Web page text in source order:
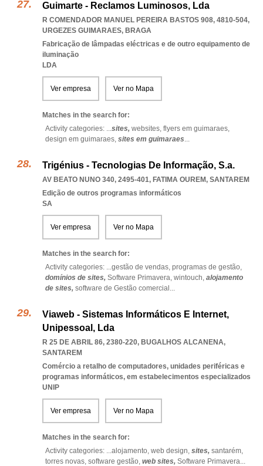
Guimarte - Reclamos Luminosos, Lda
R COMENDADOR MANUEL PEREIRA BASTOS 908, 4810-504,
URGEZES GUIMARAES, BRAGA
Fabricação de lâmpadas eléctricas e de outro equipamento de
iluminação
LDA
Ver empresa Ver no Mapa
Matches in the search for:
Activity categories: ...sites, websites, flyers em guimaraes,
design em guimaraes, sites em guimaraes...
Trigénius - Tecnologias De Informação, S.a.
AV BEATO NUNO 340, 2495-401, FATIMA OUREM, SANTAREM
Edição de outros programas informáticos
SA
Ver empresa Ver no Mapa
Matches in the search for:
Activity categories: ...gestão de vendas, programas de gestão,
domínios de sites, Software Primavera, wintouch, alojamento
de sites, software de Gestão comercial ...
Viaweb - Sistemas Informáticos E Internet,
Unipessoal, Lda
R 25 DE ABRIL 86, 2380-220, BUGALHOS ALCANENA,
SANTAREM
Comércio a retalho de computadores, unidades periféricas e
programas informáticos, em estabelecimentos especializados
UNIP
Ver empresa Ver no Mapa
Matches in the search for:
Activity categories: ...alojamento, web design, sites, santarém,
torres novas, software gestão, web sites, Software Primavera...